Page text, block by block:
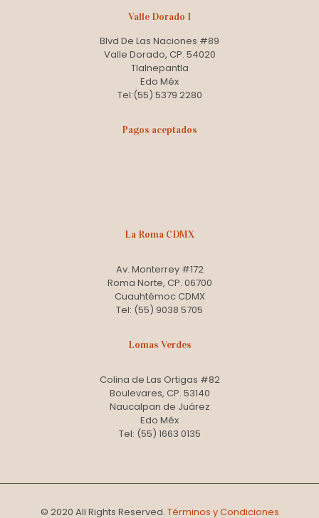
Valle Dorado I
Blvd De Las Naciones #89
Valle Dorado, CP. 54020
Tlalnepantla
Edo Méx
Tel:(55) 5379 2280
Pagos aceptados
La Roma CDMX
Av. Monterrey #172
Roma Norte, CP. 06700
Cuauhtémoc CDMX
Tel: (55) 9038 5705
Lomas Verdes
Colina de Las Ortigas #82
Boulevares, CP. 53140
Naucalpan de Juárez
Edo Méx
Tel: (55) 1663 0135
© 2020 All Rights Reserved. Términos y Condiciones